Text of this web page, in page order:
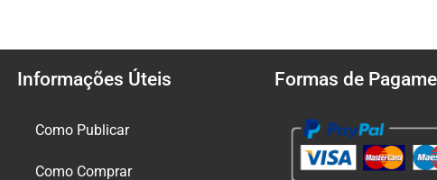
Informações Úteis
Como Publicar
Como Comprar
Formas de